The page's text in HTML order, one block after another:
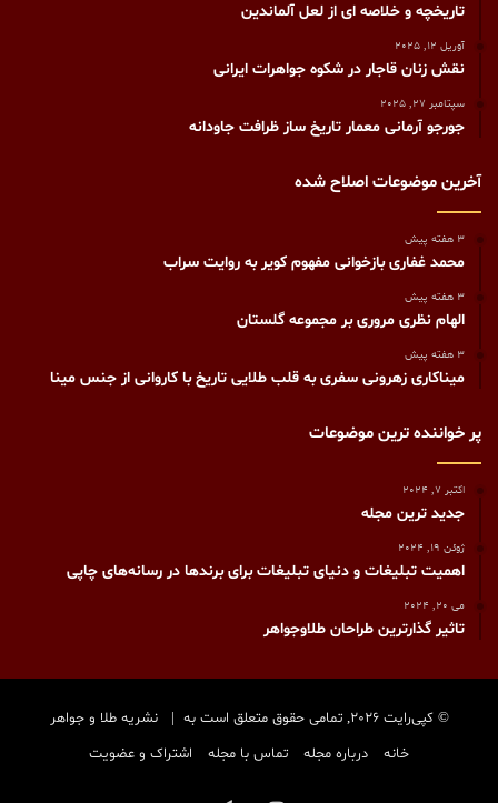
تاریخچه و خلاصه ای از لعل آلماندین
آوریل 12, 2025
نقش زنان قاجار در شکوه جواهرات ایرانی
سپتامبر 27, 2025
جورجو آرمانی معمار تاریخ ساز ظرافت جاودانه
آخرین موضوعات اصلاح شده
3 هفته پیش
محمد غفاری بازخوانی مفهوم کویر به روایت سراب
3 هفته پیش
الهام نظری مروری بر مجموعه گلستان
3 هفته پیش
میناکاری زهرونی سفری به قلب طلایی تاریخ با کاروانی از جنس مینا
پر خواننده ترین موضوعات
اکتبر 7, 2024
جدید ترین مجله
ژوئن 19, 2024
اهمیت تبلیغات و دنیای تبلیغات برای برندها در رسانه‌های چاپی
می 20, 2024
تاثیر گذارترین طراحان طلاوجواهر
© کپی‌رایت 2026, تمامی حقوق متعلق است به |
نشریه طلا و جواهر
خانه
درباره مجله تماس با مجله اشتراک و عضویت